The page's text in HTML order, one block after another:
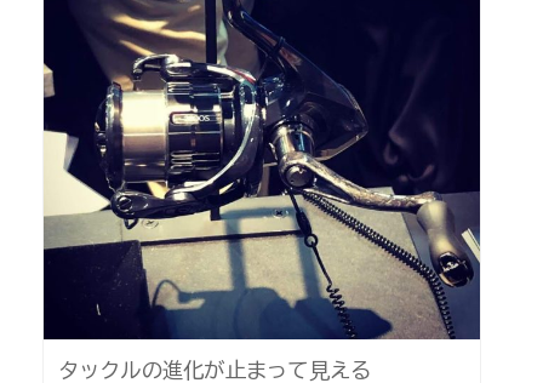
タックルの進化が止まって見える